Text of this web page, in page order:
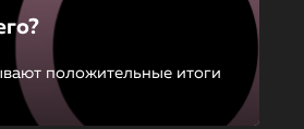
положительные итоги